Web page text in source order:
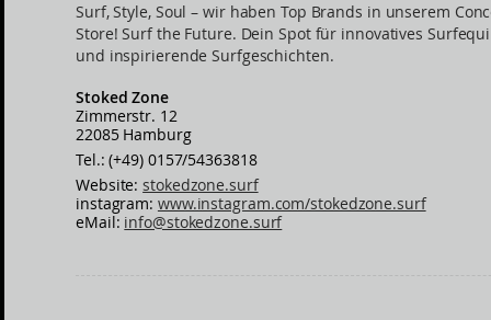
Surf, Style, Soul – wir haben Top Brands in unserem
Store! Surf the Future. Dein Spot für innovatives
und inspirierende Surfgeschichten.
Stoked Zone
Zimmerstr. 12
22085 Hamburg
Tel.: (+49) 0157/54363818
Website:stokedzone.surf
instagram: www.instagram.com/stokedzone.surf
eMail: info@stokedzone.surf